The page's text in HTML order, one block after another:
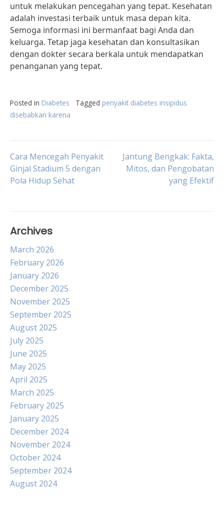
untuk melakukan pencegahan yang tepat. Kesehatan
adalah investasi terbaik untuk masa depan kita.
Semoga informasi ini bermanfaat bagi Anda dan
keluarga. Tetap jaga kesehatan dan konsultasikan
dengan dokter secara berkala untuk mendapatkan
penanganan yang tepat.
Posted in Diabetes Tagged penyakit diabetes insipidus
disebabkan karena
Post
navigation
Cara Mencegah Penyakit
Ginjal Stadium 5 dengan
Pola Hidup Sehat
Jantung Bengkak: Fakta,
Mitos, dan Pengobatan
yang Efektif
Archives
March 2026
February 2026
January 2026
December 2025
November 2025
September 2025
August 2025
July 2025
June 2025
May 2025
April 2025
March 2025
February 2025
January 2025
December 2024
November 2024
October 2024
September 2024
August 2024